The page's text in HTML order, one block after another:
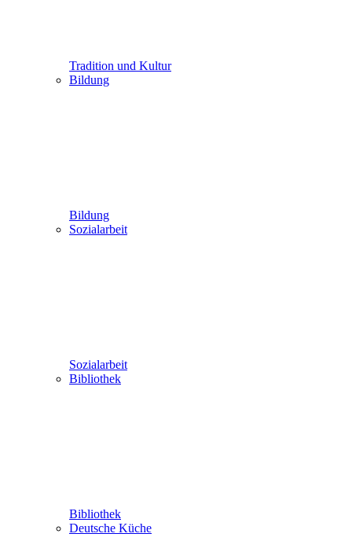
Tradition und Kultur
Bildung
Bildung
Sozialarbeit
Sozialarbeit
Bibliothek
Bibliothek
Deutsche Küche